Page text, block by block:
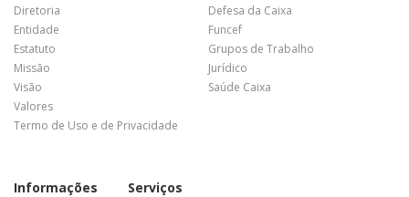
Diretoria
Entidade
Estatuto
Missão
Visão
Valores
Termo de Uso e de Privacidade
Defesa da Caixa
Funcef
Grupos de Trabalho
Jurídico
Saúde Caixa
Informações Serviços